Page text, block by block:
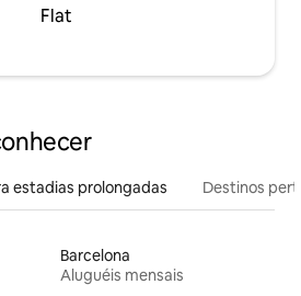
Flat
estadias prolongadas Destinos
Barcelona
Aluguéis mensais